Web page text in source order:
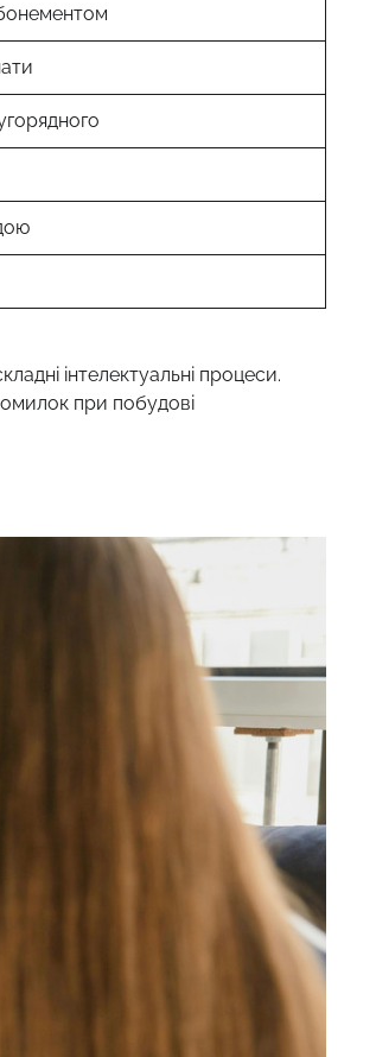
інтелектуальні процеси.
при побудові